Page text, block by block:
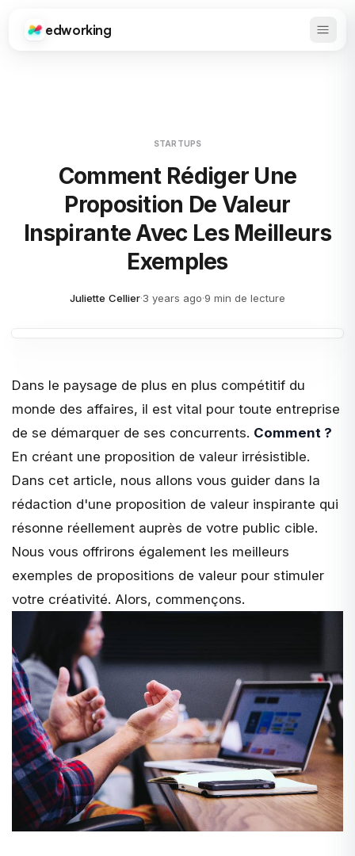
Edworking
edworking
STARTUPS
Comment Rédiger Une
Proposition De Valeur
Inspirante Avec Les Meilleurs
Exemples
Juliette Cellier·3 years ago·9 min de lecture
Dans le paysage de plus en plus compétitif du
monde des affaires, il est vital pour toute entreprise
de se démarquer de ses concurrents. Comment ?
En créant une proposition de valeur irrésistible.
Dans cet article, nous allons vous guider dans la
rédaction d'une proposition de valeur inspirante qui
résonne réellement auprès de votre public cible.
Nous vous offrirons également les meilleurs
exemples de propositions de valeur pour stimuler
votre créativité. Alors, commençons.